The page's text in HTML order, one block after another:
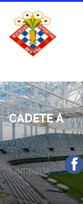
CADETE A
Comparte